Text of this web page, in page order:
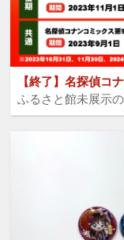
【終了】名探偵コ
ふるさと館未展示